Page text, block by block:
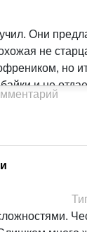
Они
не
но
и не